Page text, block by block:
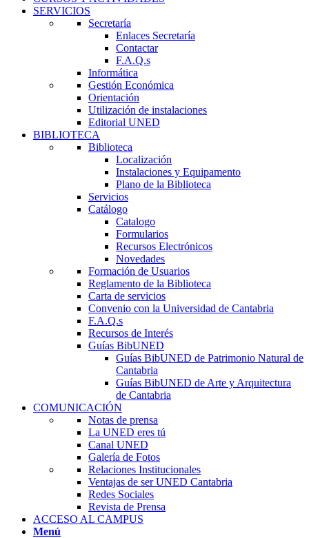
SERVICIOS
Secretaría
Enlaces Secretaría
Contactar
F.A.Q.s
Informática
Gestión Económica
Orientación
Utilización de instalaciones
Editorial UNED
BIBLIOTECA
Biblioteca
Localización
Instalaciones y Equipamento
Plano de la Biblioteca
Servicios
Catálogo
Catalogo
Formularios
Recursos Electrónicos
Novedades
Formación de Usuarios
Reglamento de la Biblioteca
Carta de servicios
Convenio con la Universidad de Cantabria
F.A.Q.s
Recursos de Interés
Guías BibUNED
Guías BibUNED de Patrimonio Natural de
Cantabria
Guías BibUNED de Arte y Arquitectura
de Cantabria
COMUNICACIÓN
Notas de prensa
La UNED eres tú
Canal UNED
Galería de Fotos
Relaciones Institucionales
Ventajas de ser UNED Cantabria
Redes Sociales
Revista de Prensa
ACCESO AL CAMPUS
Menú